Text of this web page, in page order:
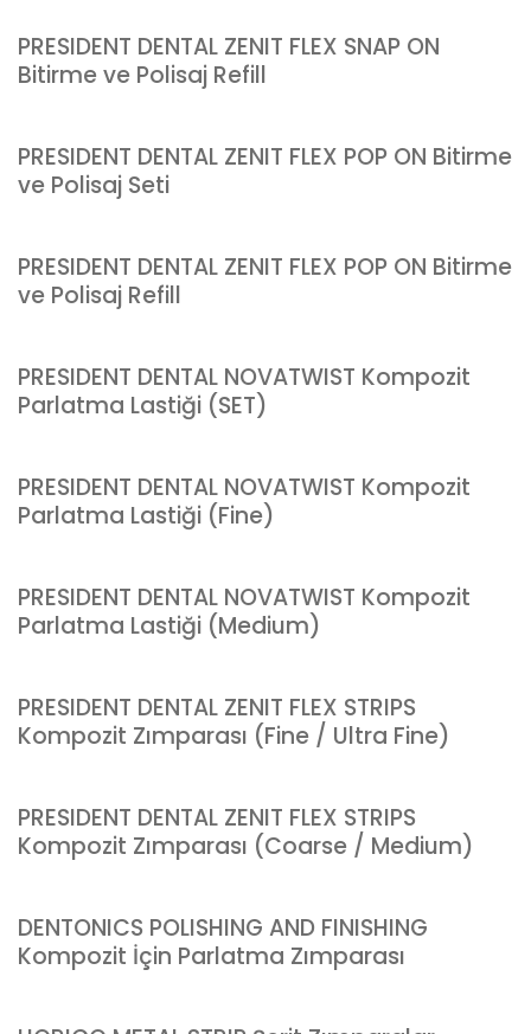
PRESIDENT DENTAL ZENIT FLEX SNAP ON
Bitirme ve Polisaj Refill
PRESIDENT DENTAL ZENIT FLEX POP ON Bitirme
ve Polisaj Seti
PRESIDENT DENTAL ZENIT FLEX POP ON Bitirme
ve Polisaj Refill
PRESIDENT DENTAL NOVATWIST Kompozit
Parlatma Lastiği (SET)
PRESIDENT DENTAL NOVATWIST Kompozit
Parlatma Lastiği (Fine)
PRESIDENT DENTAL NOVATWIST Kompozit
Parlatma Lastiği (Medium)
PRESIDENT DENTAL ZENIT FLEX STRIPS
Kompozit Zımparası (Fine / Ultra Fine)
PRESIDENT DENTAL ZENIT FLEX STRIPS
Kompozit Zımparası (Coarse / Medium)
DENTONICS POLISHING AND FINISHING
Kompozit İçin Parlatma Zımparası